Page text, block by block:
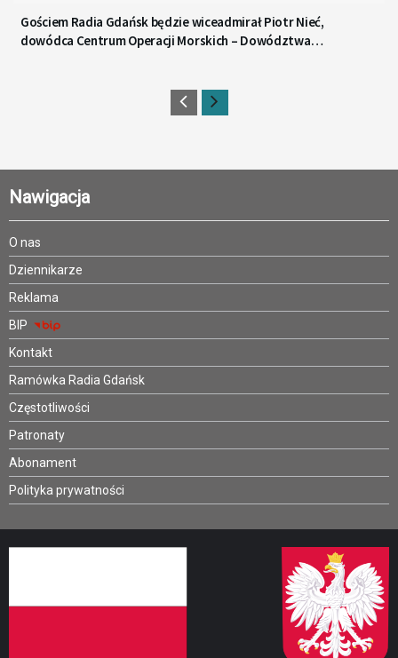
Gościem Radia Gdańsk będzie wiceadmirał Piotr Nieć,
dowódca Centrum Operacji Morskich – Dowództwa
Nawigacja
O nas
Dziennikarze
Reklama
BIP
Kontakt
Ramówka Radia Gdańsk
Częstotliwości
Patronaty
Abonament
Polityka prywatności